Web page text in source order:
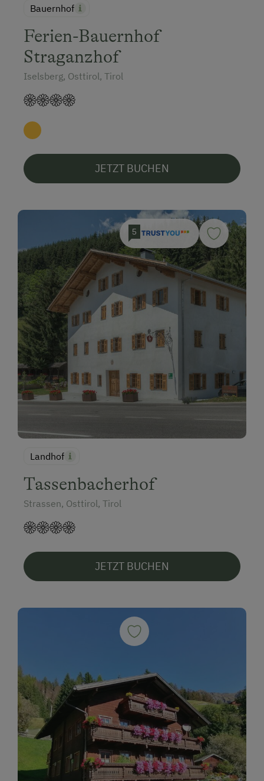
Bauernhof
Ferien-Bauernhof
Straganzhof
Iselsberg, Osttirol, Tirol
JETZT BUCHEN
5
Landhof
Tassenbacherhof
Strassen, Osttirol, Tirol
JETZT BUCHEN